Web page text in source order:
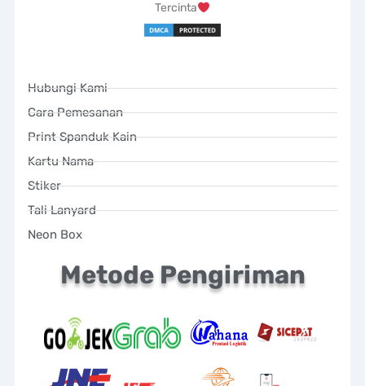
Tercinta
Hubungi Kami
Cara Pemesanan
Print Spanduk Kain
Kartu Nama
Stiker
Tali Lanyard
Neon Box
Metode Pengiriman